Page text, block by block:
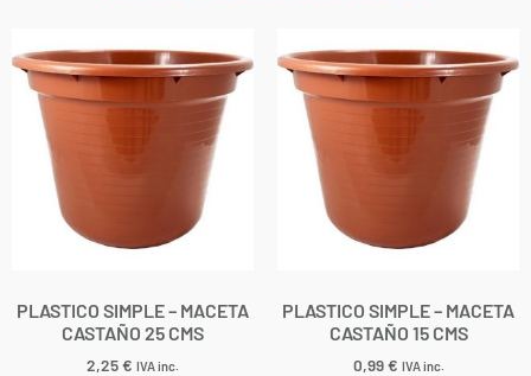
PLASTICO SIMPLE – MACETA
CASTAÑO 25 CMS
2,25€ IVA inc.
PLASTICO SIMPLE – MACETA
CASTAÑO 15 CMS
0,99€ IVA inc.